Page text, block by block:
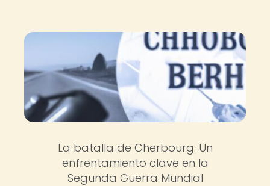
La batalla de Cherbourg: Un
enfrentamiento clave en la
Segunda Guerra Mundial